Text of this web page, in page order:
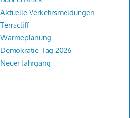
Aktuelle Verkehrsmeldungen
Terracliff
Wärmeplanung
Demokratie-Tag 2026
Neuer Jahrgang